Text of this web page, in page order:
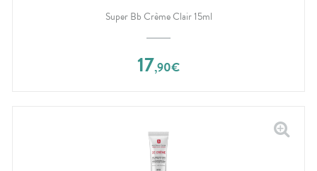
Super Bb Crème Clair 15ml
17,90€